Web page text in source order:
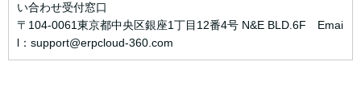
い合わせ受付窓口
〒104-0061東京都中央区銀座1丁目12番4号 N&E BLD.6F Emai
l：support@erpcloud-360.com